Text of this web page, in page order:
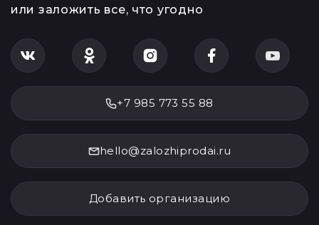
или заложить все, что угодно
+7 985 773 55 88
hello@zalozhiprodai.ru
Добавить организацию